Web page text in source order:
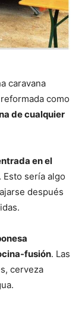
caravana
como
de cualquier
en el
sería algo
después
fusión. Las
cerveza